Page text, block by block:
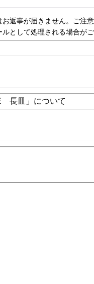
返事が届きません。ご注意
として処理される場合が